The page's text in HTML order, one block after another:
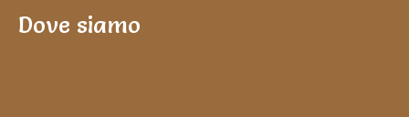
Dove siamo